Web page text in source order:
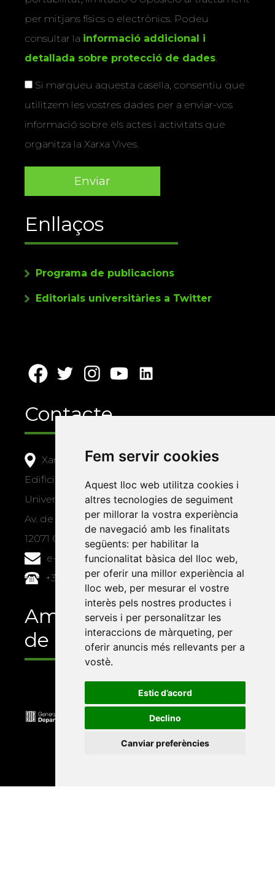
Fem servir cookies
Aquest lloc web utilitza cookies i
altres tecnologies de seguiment
per millorar la vostra experiència
de navegació amb les finalitats
següents: per habilitar la
funcionalitat bàsica del lloc web,
per oferir una millor experiència al
lloc web, per mesurar el vostre
interès pels nostres productes i
serveis i per personalitzar les
interaccions de màrqueting, per
oferir anuncis més rellevants per a
vostè.
Estic d’acord
Declino
Canviar preferències
per mitjans físics o electrònics. Podeu
consultar la informació addicional i
detallada sobre protecció de dades
Si marqueu aquesta casella, consentiu que
utilitzem les vostres dades per a enviar-vos
informació sobre els actes i activitats que
organitza la Xarxa Vives.
Enllaços
Programa de publicacions
Editorials universitàries a Twitter
Contacte
Xarxa Vives d'Universitats
Edifici Àgora
Universitat Jaume I, local 10
Av. de Vicent Sos Baynat, s/n
12071 Castelló de la Plana
e-buc@vives.org
+34 964 72 89 93
Amb el suport
de